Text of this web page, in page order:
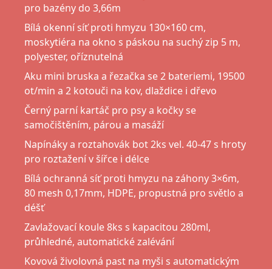
pro bazény do 3,66m
Bílá okenní síť proti hmyzu 130×160 cm,
moskytiéra na okno s páskou na suchý zip 5 m,
polyester, oříznutelná
Aku mini bruska a řezačka se 2 bateriemi, 19500
ot/min a 2 kotouči na kov, dlaždice i dřevo
Černý parní kartáč pro psy a kočky se
samočištěním, párou a masáží
Napínáky a roztahovák bot 2ks vel. 40-47 s hroty
pro roztažení v šířce i délce
Bílá ochranná síť proti hmyzu na záhony 3×6m,
80 mesh 0,17mm, HDPE, propustná pro světlo a
déšť
Zavlažovací koule 8ks s kapacitou 280ml,
průhledné, automatické zalévání
Kovová živolovná past na myši s automatickým